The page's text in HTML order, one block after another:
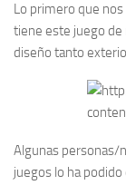
Lo primero que
tiene este juego de
diseño tanto
Algunas personas/
juegos lo ha